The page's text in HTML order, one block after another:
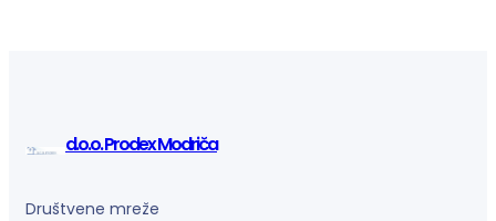
d.o.o. Prodex Modriča
Društvene mreže